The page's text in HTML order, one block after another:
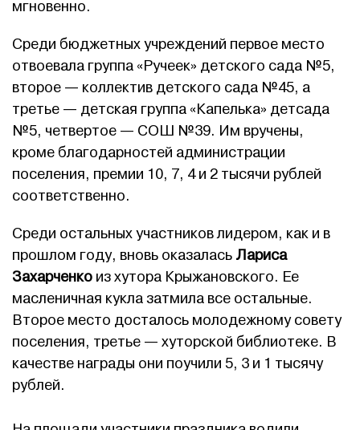
мгновенно.
Среди бюджетных учреждений первое место
отвоевала группа «Ручеек» детского сада №5,
второе — коллектив детского сада №45, а
третье — детская группа «Капелька» детсада
№5, четвертое — СОШ №39. Им вручены,
кроме благодарностей администрации
поселения, премии 10, 7, 4 и 2 тысячи рублей
соответственно.
Среди остальных участников лидером, как и в
прошлом году, вновь оказалась Лариса
Захарченко из хутора Крыжановского. Ее
масленичная кукла затмила все остальные.
Второе место досталось молодежному совету
поселения, третье — хуторской библиотеке. В
качестве награды они поучили 5, 3 и 1 тысячу
рублей.